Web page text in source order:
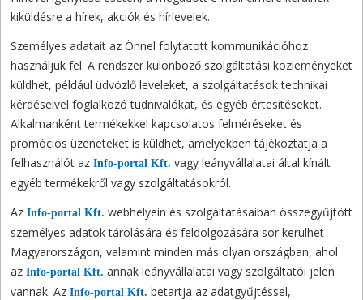
kiküldésre a hírek, akciók és hírlevelek.
Személyes adatait az Önnel folytatott kommunikációhoz
használjuk fel. A rendszer különböző szolgáltatási közleményeket
küldhet, például üdvözlő leveleket, a szolgáltatások technikai
kérdéseivel foglalkozó tudnivalókat, és egyéb értesítéseket.
Alkalmanként termékekkel kapcsolatos felméréseket és
promóciós üzeneteket is küldhet, amelyekben tájékoztatja a
felhasználót az Info-portal Kft. vagy leányvállalatai által kínált
egyéb termékekről vagy szolgáltatásokról.
Az Info-portal Kft. webhelyein és szolgáltatásaiban összegyűjtött
személyes adatok tárolására és feldolgozására sor kerülhet
Magyarországon, valamint minden más olyan országban, ahol
az Info-portal Kft. annak leányvállalatai vagy szolgáltatói jelen
vannak. Az Info-portal Kft. betartja az adatgyűjtéssel,